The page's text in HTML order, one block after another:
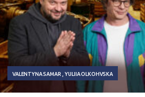
VALENTYNA SAMAR YULIIA OLKOHVSKA